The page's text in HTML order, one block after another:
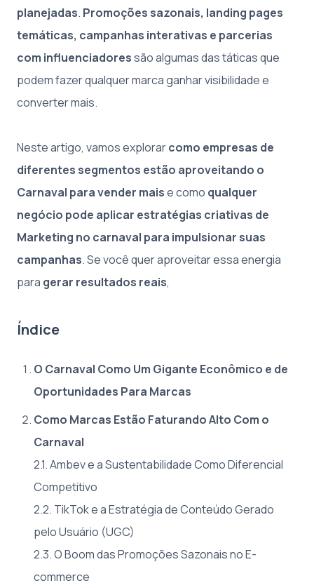
planejadas. Promoções sazonais, landing pages
temáticas, campanhas interativas e parcerias
com influenciadoressão algumas das táticas que
podem fazer qualquer marca ganhar visibilidade e
converter mais.
Neste artigo, vamos explorarcomo empresas de
diferentes segmentos estão aproveitando o
Carnaval para vender maise como qualquer
negócio pode aplicar estratégias criativas de
Marketing no carnaval para impulsionar suas
campanhas. Se você quer aproveitar essa energia
para gerar resultados reais,
Índice
O Carnaval Como Um Gigante Econômico e de
Oportunidades Para Marcas
Como Marcas Estão Faturando Alto Com o
Carnaval
2.1. Ambev e a Sustentabilidade Como Diferencial
Competitivo
2.2. TikTok e a Estratégia de Conteúdo Gerado
pelo Usuário (UGC)
2.3. O Boom das Promoções Sazonais no E-
commerce